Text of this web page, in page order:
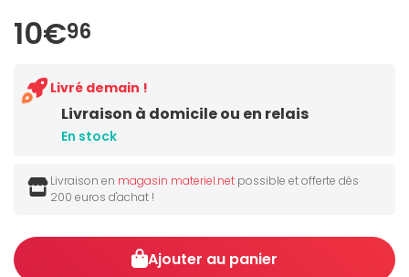
10€96
Livraison à domicile ou en relais
En stock
Livré demain !
Livraison en magasin materiel.net possible et offerte dès
200 euros d'achat !
Ajouter au panier